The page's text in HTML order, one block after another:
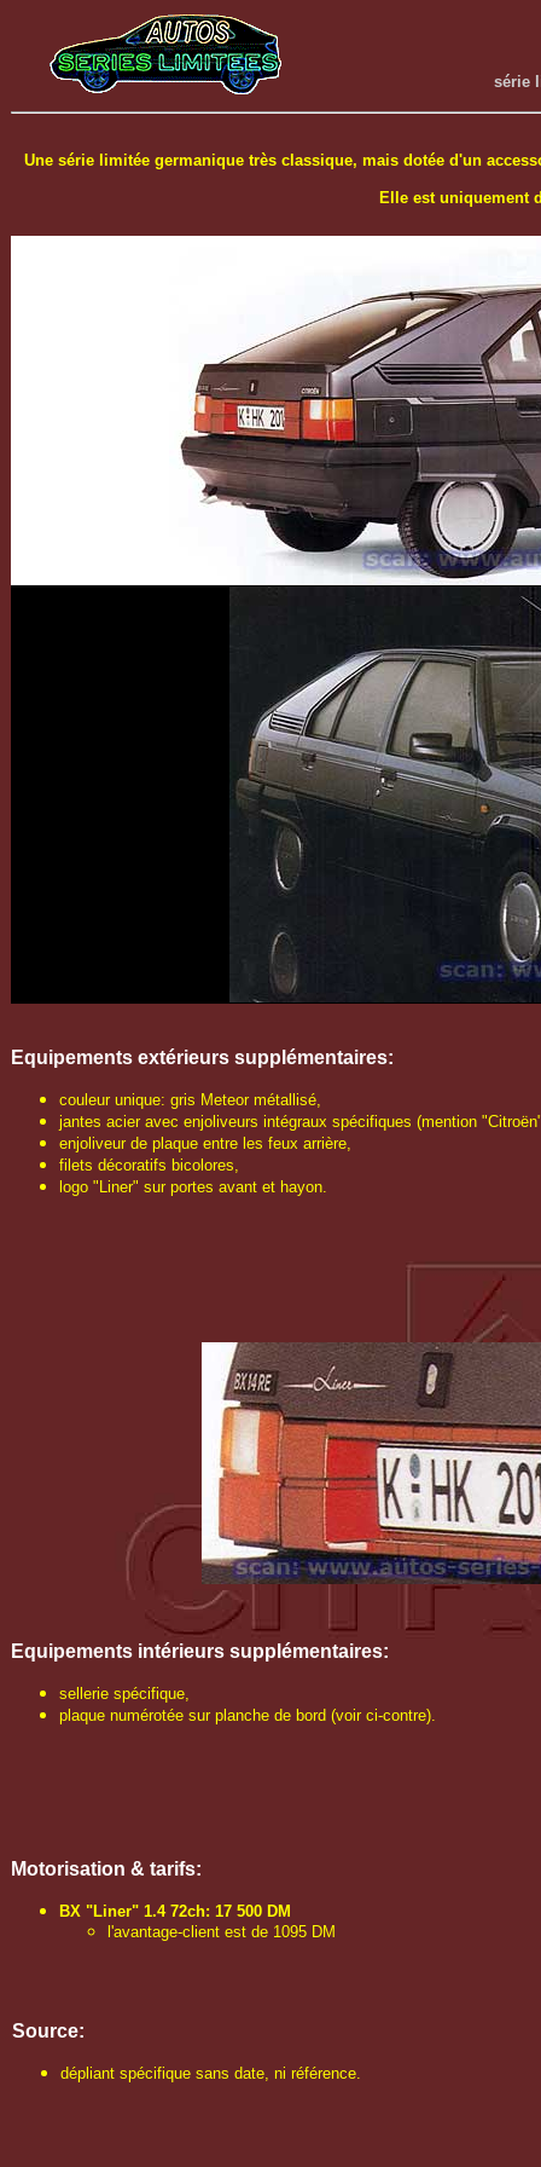
série
Une série limitée germanique très classique, mais dotée d'un
Elle est uniquement
Equipements extérieurs supplémentaires:
couleur unique: gris Meteor métallisé,
jantes acier avec enjoliveurs intégraux spécifiques (mention
enjoliveur de plaque entre les feux arrière,
filets décoratifs bicolores,
logo "Liner" sur portes avant et hayon.
Equipements intérieurs supplémentaires:
sellerie spécifique,
plaque numérotée sur planche de bord (voir ci-contre).
Motorisation & tarifs:
BX "Liner" 1.4 72ch: 17 500 DM
l'avantage-client est de 1095 DM
Source:
dépliant spécifique sans date, ni référence.